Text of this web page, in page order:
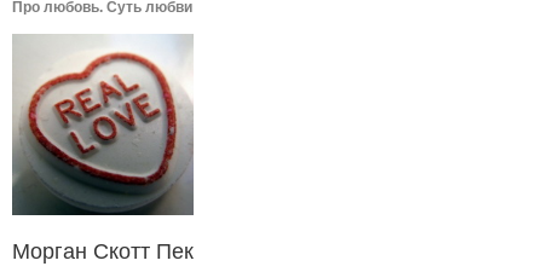
Про любовь. Суть любви
Морган Скотт Пек